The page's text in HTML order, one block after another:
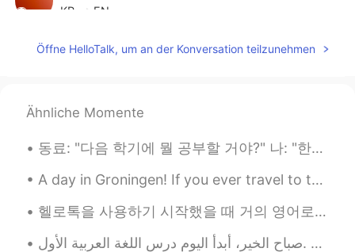
KR EN
Bro 너의 얼굴이면 그런건 전혀 단점이되지
KR ES
I do stutter when I talk to my friends! In
stressed about it People you love will love
Öffne HelloTalk, um an der Konversation teilzunehmen
Ähnliche Momente
동료: "다음 학기에 뭘 공부할 거야?" 나: "한국어학!" 동료: "어... 아시아인이 되고 싶으니..?" 나: "음... 아니? 그냥 네덜란드 사람 되고 싶어?" 동료...
A day in Groningen! If you ever travel to the Netherlands I highly recommend visiting the city G...
헬로톡을 사용하기 시작했을 때 거의 영어로만 얘기를 나눴는데 매일매일 한국어를 연습해서 지금은 한국 친구들이랑 100% 한국어로 다소 편하게 말할 수 있어요 :) 제가 여전...
صباح الخير، أبدأ اليوم درس اللغة العربية الأول. Goodmorning, Today I will start my first Arabic...